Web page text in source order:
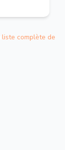
liste complète de